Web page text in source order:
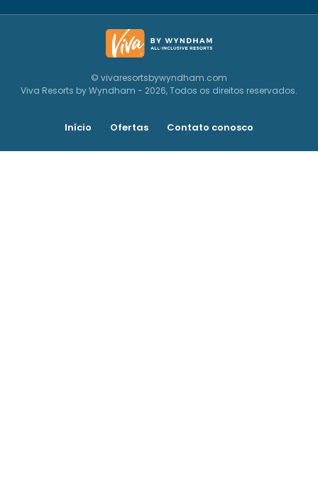
© vivaresortsbywyndham.com
Viva Resorts by Wyndham - 2026, Todos os direitos reservados.
Início Ofertas Contato conosco